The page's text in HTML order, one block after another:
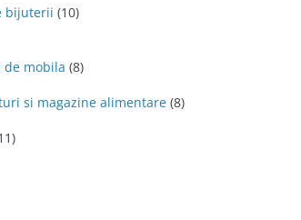
bijuterii (10)
de mobila (8)
si magazine alimentare (8)